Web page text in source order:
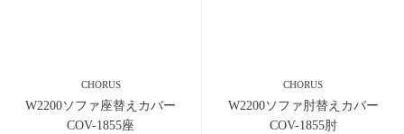
CHORUS
W2200ソファ座替えカバー
COV-1855座
CHORUS
W2200ソファ肘替えカバー
COV-1855肘